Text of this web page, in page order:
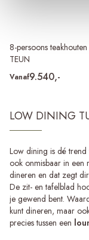
8-persoons teakhouten
TEUN
Vanaf9.540,-
LOW DINING
Low dining is dé trend
ook onmisbaar in een
dineren en dat zegt
De zit- en tafelblad
je gewend bent.
kunt dineren, maar
precies tussen een